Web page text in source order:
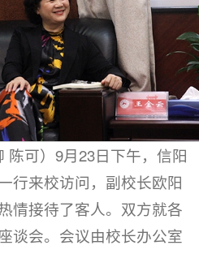
陈可）9月23日下午，信阳
行来校访问，副校长欧阳
情接待了客人。双方就各
谈会。会议由校长办公室